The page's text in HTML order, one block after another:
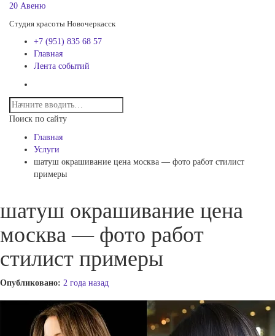
20 Авеню
Студия красоты Новочеркасск
+7 (951) 835 68 57
Главная
Лента событий
Поиск по сайту
Главная
Услуги
шатуш окрашивание цена москва — фото работ стилист
примеры
шатуш окрашивание цена
москва — фото работ
стилист примеры
Опубликовано: 2 года назад